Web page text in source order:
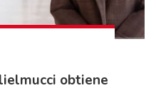
obtiene